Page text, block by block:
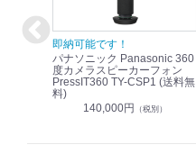
即納可能です！
パナソニック Panasonic 360
度カメラスピーカーフォン
PressIT360 TY-CSP1 (送料無
料)
140,000円 （税別）